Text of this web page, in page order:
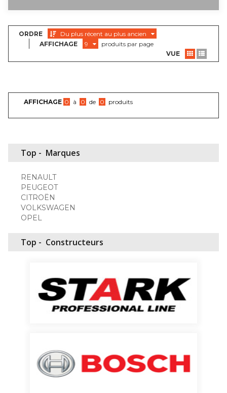
ORDRE
Du plus récent au plus ancien
AFFICHAGE
9
produits par page
VUE
AFFICHAGE 0 à 0 de 0 produits
Top - Marques
RENAULT
PEUGEOT
CITROËN
VOLKSWAGEN
OPEL
Top - Constructeurs